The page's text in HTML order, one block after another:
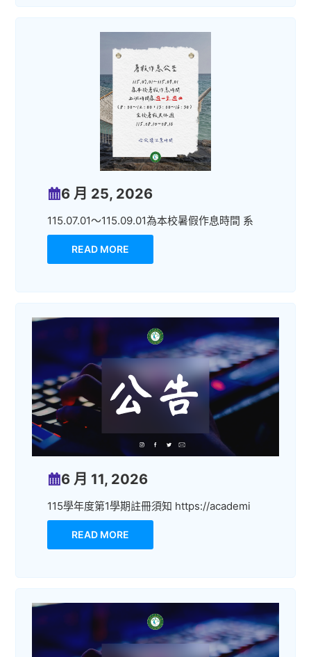
6 月 25, 2026
115.07.01～115.09.01為本校暑假作息時間 系
READ MORE
6 月 11, 2026
115學年度第1學期註冊須知 https://academi
READ MORE